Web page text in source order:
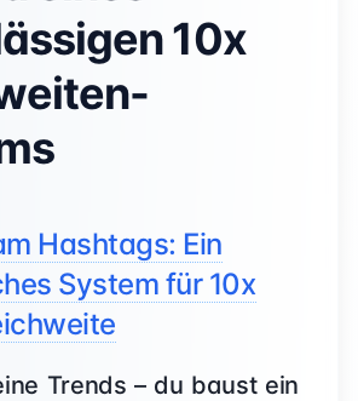
10x
Hashtags: Ein
System für 10x
Trends – du baust ein